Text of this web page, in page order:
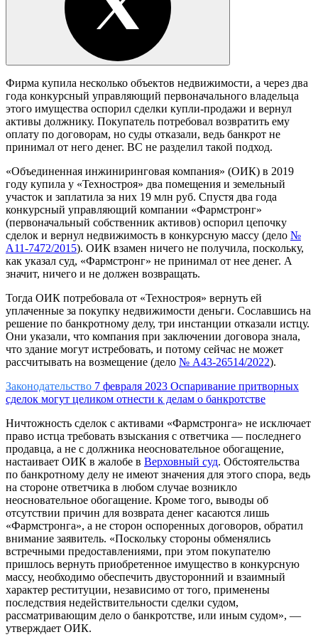
Фирма купила несколько объектов недвижимости, а через два
года конкурсный управляющий первоначального владельца
этого имущества оспорил сделки купли-продажи и вернул
активы должнику. Покупатель потребовал возвратить ему
оплату по договорам, но суды отказали, ведь банкрот не
принимал от него денег. ВС не разделил такой подход.
«Объединенная инжиниринговая компания» (ОИК) в 2019
году купила у «Техностроя» два помещения и земельный
участок и заплатила за них 19 млн руб. Спустя два года
конкурсный управляющий компании «Фармстронг»
(первоначальный собственник активов) оспорил цепочку
сделок и вернул недвижимость в конкурсную массу (дело №
А11-7472/2015). ОИК взамен ничего не получила, поскольку,
как указал суд, «Фармстронг» не принимал от нее денег. А
значит, ничего и не должен возвращать.
Тогда ОИК потребовала от «Техностроя» вернуть ей
уплаченные за покупку недвижимости деньги. Сославшись на
решение по банкротному делу, три инстанции отказали истцу.
Они указали, что компания при заключении договора знала,
что здание могут истребовать, и потому сейчас не может
рассчитывать на возмещение (дело № А43-26514/2022).
Законодательство 7 февраля 2023 Оспаривание притворных
сделок могут целиком отнести к делам о банкротстве
Ничтожность сделок с активами «Фармстронга» не исключает
право истца требовать взыскания с ответчика — последнего
продавца, а не с должника неосновательное обогащение,
настаивает ОИК в жалобе в Верховный суд. Обстоятельства
по банкротному делу не имеют значения для этого спора, ведь
на стороне ответчика в любом случае возникло
неосновательное обогащение. Кроме того, выводы об
отсутствии причин для возврата денег касаются лишь
«Фармстронга», а не сторон оспоренных договоров, обратил
внимание заявитель. «Поскольку стороны обменялись
встречными предоставлениями, при этом покупателю
пришлось вернуть приобретенное имущество в конкурсную
массу, необходимо обеспечить двусторонний и взаимный
характер реституции, независимо от того, применены
последствия недействительности сделки судом,
рассматривающим дело о банкротстве, или иным судом», —
утверждает ОИК.